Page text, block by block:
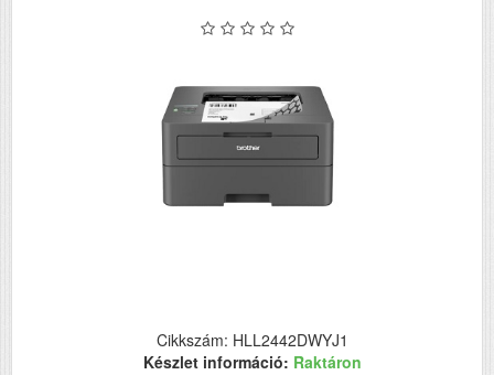
Cikkszám: HLL2442DWYJ1
Készlet információ: Raktáron